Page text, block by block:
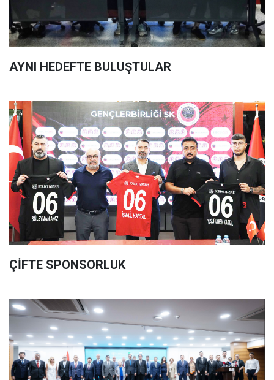
AYNI HEDEFTE BULUŞTULAR
ÇİFTE SPONSORLUK